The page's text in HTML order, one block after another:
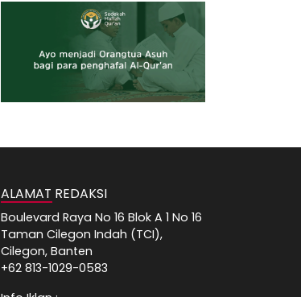
ALAMAT REDAKSI
Boulevard Raya No 16 Blok A 1 No 16
Taman Cilegon Indah (TCI),
Cilegon, Banten
+62 813-1029-0583